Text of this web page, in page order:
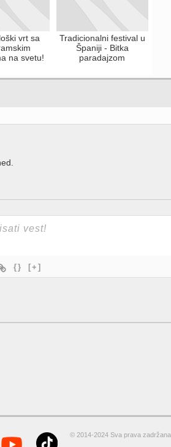
vrt sa
na svetu!
Tradicionalni festival u
Španiji - Bitka
paradajzom
{} [+]
© 2014-2024 Sva prava zadržana.